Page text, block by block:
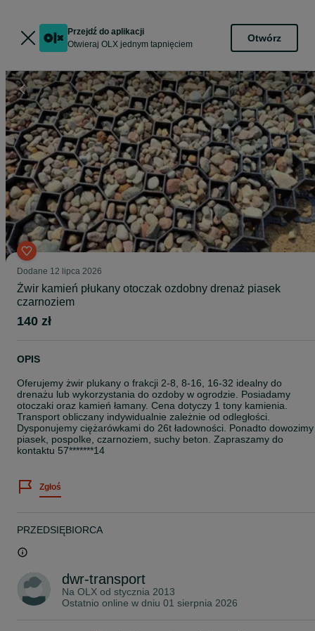
Przejdź do aplikacji
Otwieraj OLX jednym tapnięciem
Otwórz
Dodane 12 lipca 2026
Żwir kamień płukany otoczak ozdobny drenaż piasek
czarnoziem
140 zł
OPIS
Oferujemy żwir plukany o frakcji 2-8, 8-16, 16-32 idealny do
drenażu lub wykorzystania do ozdoby w ogrodzie. Posiadamy
otoczaki oraz kamień łamany. Cena dotyczy 1 tony kamienia.
Transport obliczany indywidualnie zależnie od odległości.
Dysponujemy ciężarówkami do 26t ładowności. Ponadto dowozimy
piasek, pospolke, czarnoziem, suchy beton. Zapraszamy do
kontaktu 57*******14
Zgłoś
PRZEDSIĘBIORCA
dwr-transport
Na OLX od stycznia 2013
Ostatnio online w dniu 01 sierpnia 2026